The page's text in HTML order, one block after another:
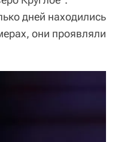
дней находились
они проявляли